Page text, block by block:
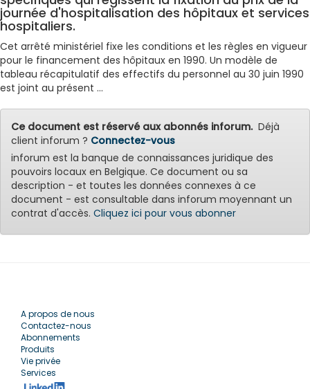
journée d'hospitalisation des hôpitaux et services
hospitaliers.
Cet arrêté ministériel fixe les conditions et les règles en vigueur
pour le financement des hôpitaux en 1990. Un modèle de
tableau récapitulatif des effectifs du personnel au 30 juin 1990
est joint au présent ...
Ce document est réservé aux abonnés inforum.Déjà
client inforum ? Connectez-vous
inforum est la banque de connaissances juridique des
pouvoirs locaux en Belgique. Ce document ou sa
description - et toutes les données connexes à ce
document - est consultable dans inforum moyennant un
contrat d'accès. Cliquez ici pour vous abonner
A propos de nous
Contactez-nous
Abonnements
Produits
Vie privée
Services